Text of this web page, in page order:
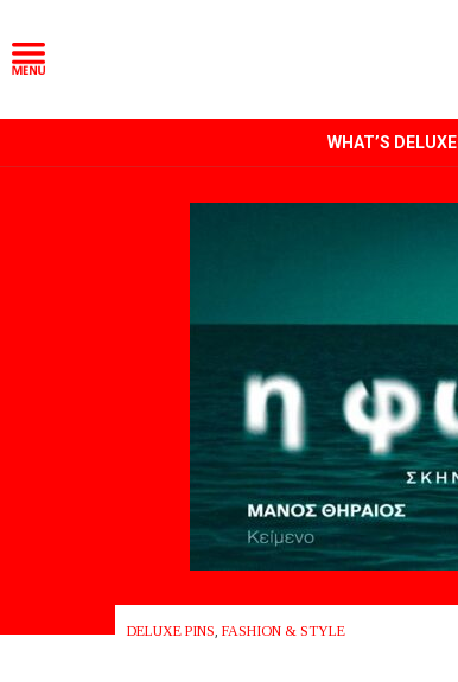
WHAT’S DELUXE
DELUXE PINS, FASHION & STYLE